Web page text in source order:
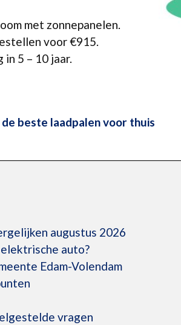
met zonnepanelen.
voor €915.
5 – 10 jaar.
de beste laadpalen voor thuis
augustus 2026
auto?
Edam-Volendam
vragen